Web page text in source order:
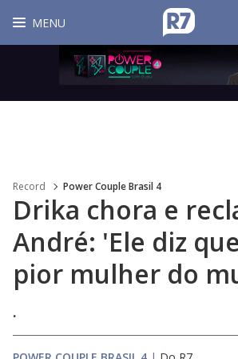
MENU
Record Power Couple Brasil 4
Drika chora e
André: 'Ele diz
pior mulher do
.